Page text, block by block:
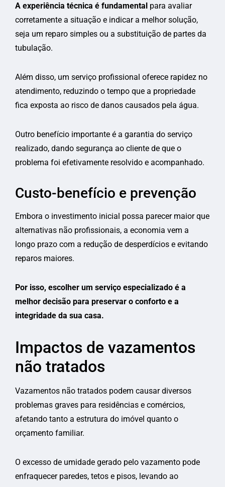
A experiência técnica é fundamental para avaliar
corretamente a situação e indicar a melhor solução,
seja um reparo simples ou a substituição de partes da
tubulação.
Além disso, um serviço profissional oferece rapidez no
atendimento, reduzindo o tempo que a propriedade
fica exposta ao risco de danos causados pela água.
Outro benefício importante é a garantia do serviço
realizado, dando segurança ao cliente de que o
problema foi efetivamente resolvido e acompanhado.
Custo-benefício e prevenção
Embora o investimento inicial possa parecer maior que
alternativas não profissionais, a economia vem a
longo prazo com a redução de desperdícios e evitando
reparos maiores.
Por isso, escolher um serviço especializado é a
melhor decisão para preservar o conforto e a
integridade da sua casa.
Impactos de vazamentos
não tratados
Vazamentos não tratados podem causar diversos
problemas graves para residências e comércios,
afetando tanto a estrutura do imóvel quanto o
orçamento familiar.
O excesso de umidade gerado pelo vazamento pode
enfraquecer paredes, tetos e pisos, levando ao